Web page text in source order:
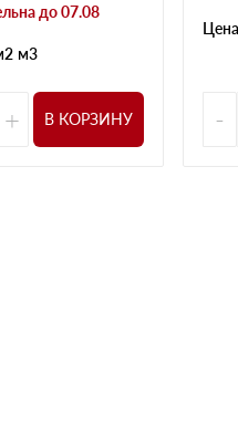
до 07.08
м3
+ В КОРЗИНУ -